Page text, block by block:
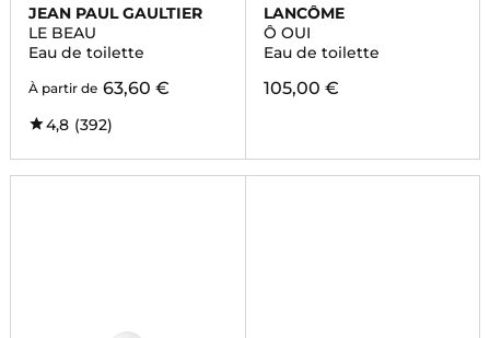
JEAN PAUL GAULTIER
LE BEAU
Eau de toilette
À partir de 63,60 €
4,8 (392)
LANCÔME
Ô OUI
Eau de toilette
105,00 €